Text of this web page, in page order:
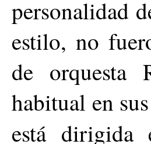
personalidad
estilo, no
de orquesta
habitual en
está